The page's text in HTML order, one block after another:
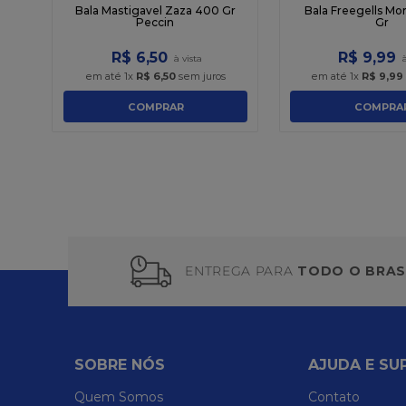
Bala Mastigavel Zaza 400 Gr
Peccin
R$ 6,50
em até 1x R$ 6,50sem juros
COMPRAR
Bala Freegells
Gr
R$ 9,99
em até1x R$ 9,99
ENTREGA PARA TODO O
SOBRE NÓS
Quem Somos
AJUDA E
Contato